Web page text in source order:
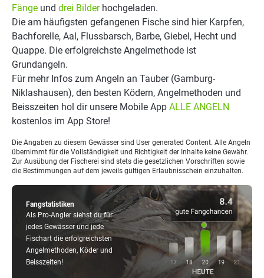
Fangstatistiken
Als Pro-Angler siehst du für
jedes Gewässer und jede
Fischart die erfolgreichsten
Angelmethoden, Köder und
Beisszeiten!
Fänge und drei Bilderhochgeladen.
Die am häufigsten gefangenen Fische sind hier Karpfen,
Bachforelle, Aal, Flussbarsch, Barbe, Giebel, Hecht und
Quappe. Die erfolgreichste Angelmethode ist
Grundangeln.
Für mehr Infos zum Angeln an Tauber (Gamburg-
Niklashausen), den besten Ködern, Angelmethoden und
Beisszeiten hol dir unsere Mobile App ALLE ANGELN
kostenlos im App Store!
Die Angaben zu diesem Gewässer sind User generated Content. Alle Angeln
übernimmt für die Vollständigkeit und Richtigkeit der Inhalte keine Gewähr.
Zur Ausübung der Fischerei sind stets die gesetzlichen Vorschriften sowie
die Bestimmungen auf dem jeweils gültigen Erlaubnisschein einzuhalten.